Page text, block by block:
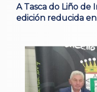
A Tasca do Liño de
edición reducida